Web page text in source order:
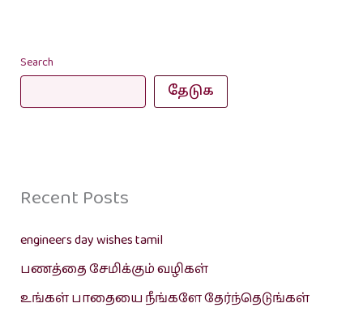
Search
தேடுக
Recent Posts
engineers day wishes tamil
பணத்தை சேமிக்கும் வழிகள்
உங்கள் பாதையை நீங்களே தேர்ந்தெடுங்கள்